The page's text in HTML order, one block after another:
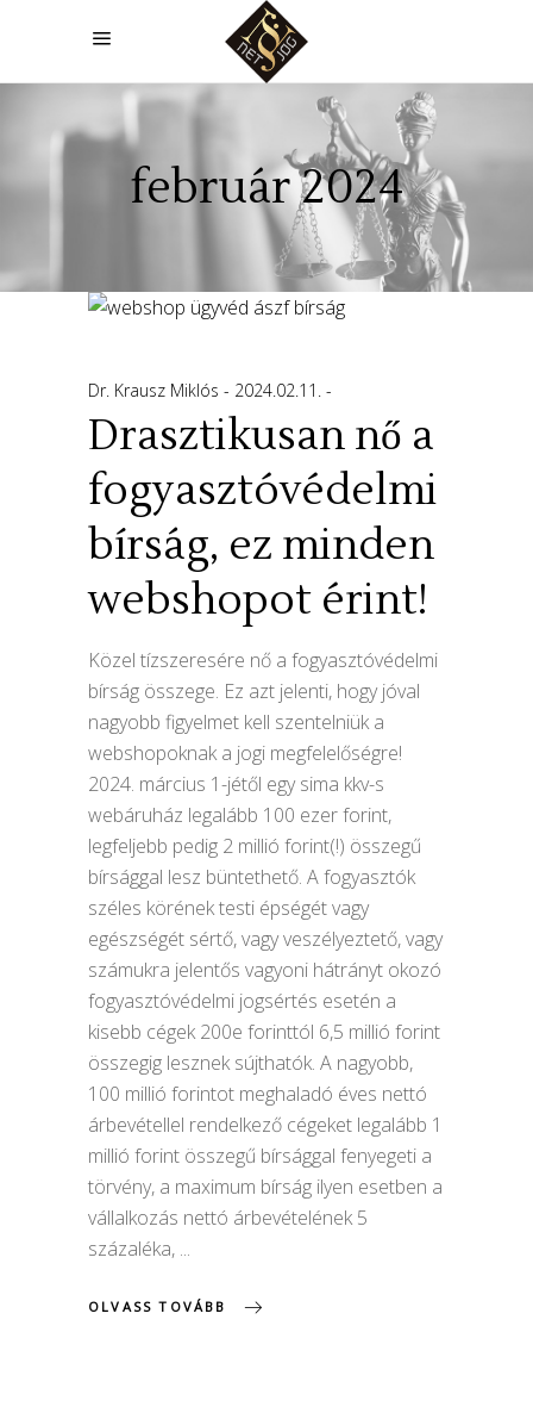
február 2024
Dr. Krausz Miklós 2024.02.11.
Drasztikusan nő a
fogyasztóvédelmi
bírság, ez minden
webshopot érint!
Közel tízszeresére nő a fogyasztóvédelmi
bírság összege. Ez azt jelenti, hogy jóval
nagyobb figyelmet kell szentelniük a
webshopoknak a jogi megfelelőségre!
2024. március 1-jétől egy sima kkv-s
webáruház legalább 100 ezer forint,
legfeljebb pedig 2 millió forint(!) összegű
bírsággal lesz büntethető. A fogyasztók
széles körének testi épségét vagy
egészségét sértő, vagy veszélyeztető, vagy
számukra jelentős vagyoni hátrányt okozó
fogyasztóvédelmi jogsértés esetén a
kisebb cégek 200e forinttól 6,5 millió forint
összegig lesznek sújthatók. A nagyobb,
100 millió forintot meghaladó éves nettó
árbevétellel rendelkező cégeket legalább 1
millió forint összegű bírsággal fenyegeti a
törvény, a maximum bírság ilyen esetben a
vállalkozás nettó árbevételének 5
százaléka,
OLVASS TOVÁBB